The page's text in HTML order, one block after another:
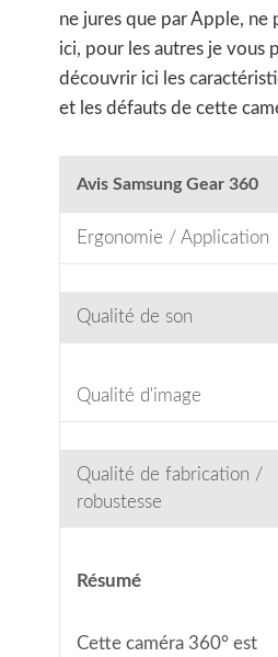
ne jures que par Apple, ne
ici, pour les autres je vous
découvrir ici les
et les défauts de cette
Avis Samsung Gear 360
Ergonomie / Application
Qualité de son
Qualité d'image
Qualité de fabrication /
robustesse
Résumé
Cette caméra 360° est